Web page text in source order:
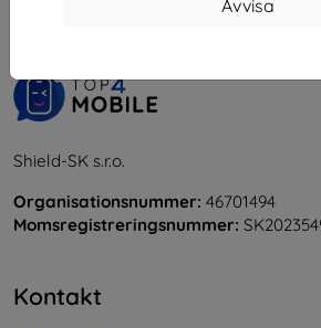
Avvisa
Shield-SK s.r.o.
Organisationsnummer: 46701494
Momsregistreringsnummer:
Kontakt